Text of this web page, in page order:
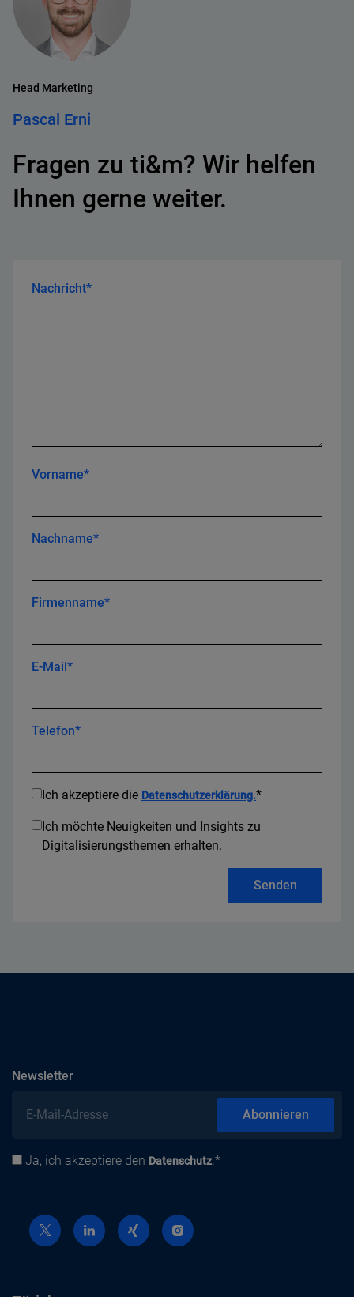
Head Marketing
Pascal Erni
Fragen zu ti&m? Wir helfen
Ihnen gerne weiter.
Nachricht*
Vorname*
Nachname*
Firmenname*
E-Mail*
Telefon*
Ich akzeptiere die Datenschutzerklärung.*
Ich möchte Neuigkeiten und Insights zu
Digitalisierungsthemen erhalten.
Senden
Newsletterabonnieren
E-Mail-Adresse
Datenschutz
Ja, ich akzeptiere den Datenschutz.*
Abonnieren